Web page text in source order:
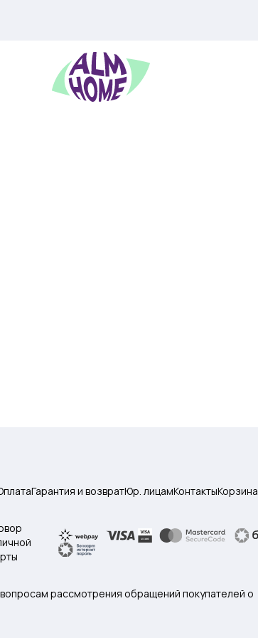
Гарантия и возвратЮр. лицамКонтактыКорзина
рассмотрения обращений покупателей о